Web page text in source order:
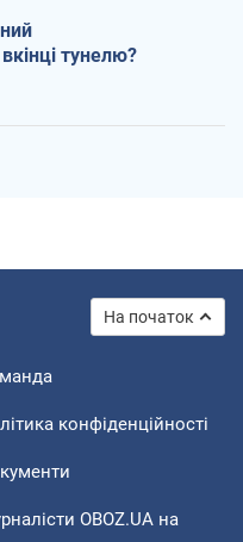
тунелю?
На початок
конфіденційності
OBOZ.UA на